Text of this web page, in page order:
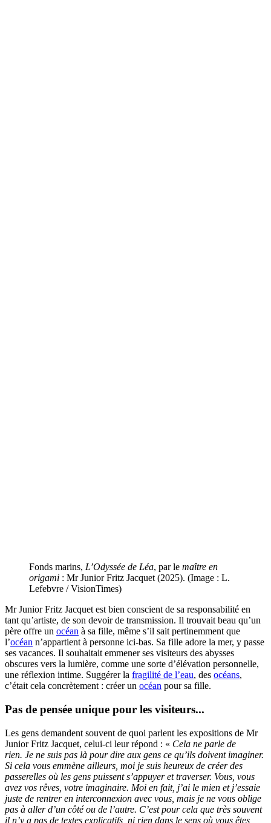
Fonds marins, L’Odyssée de Léa, par le maître en
origami : Mr Junior Fritz Jacquet (2025). (Image : L.
Lefebvre / VisionTimes)
Mr Junior Fritz Jacquet est bien conscient de sa responsabilité en
tant qu’artiste, de son devoir de transmission. Il trouvait beau qu’un
père offre un océan à sa fille, même s’il sait pertinemment que
l’océan n’appartient à personne ici-bas. Sa fille adore la mer, y passe
ses vacances. Il souhaitait emmener ses visiteurs des abysses
obscures vers la lumière, comme une sorte d’élévation personnelle,
une réflexion intime. Suggérer la fragilité de l’eau, des océans,
c’était cela concrètement : créer un océan pour sa fille.
Pas de pensée unique pour les visiteurs...
Les gens demandent souvent de quoi parlent les expositions de Mr
Junior Fritz Jacquet, celui-ci leur répond : « Cela ne parle de
rien. Je ne suis pas là pour dire aux gens ce qu’ils doivent imaginer.
Si cela vous emmène ailleurs, moi je suis heureux de créer des
passerelles où les gens puissent s’appuyer et traverser. Vous, vous
avez vos rêves, votre imaginaire. Moi en fait, j’ai le mien et j’essaie
juste de rentrer en interconnexion avec vous, mais je ne vous oblige
pas à aller d’un côté ou de l’autre. C’est pour cela que très souvent
il n’y a pas de textes explicatifs, ni rien dans le sens où vous êtes